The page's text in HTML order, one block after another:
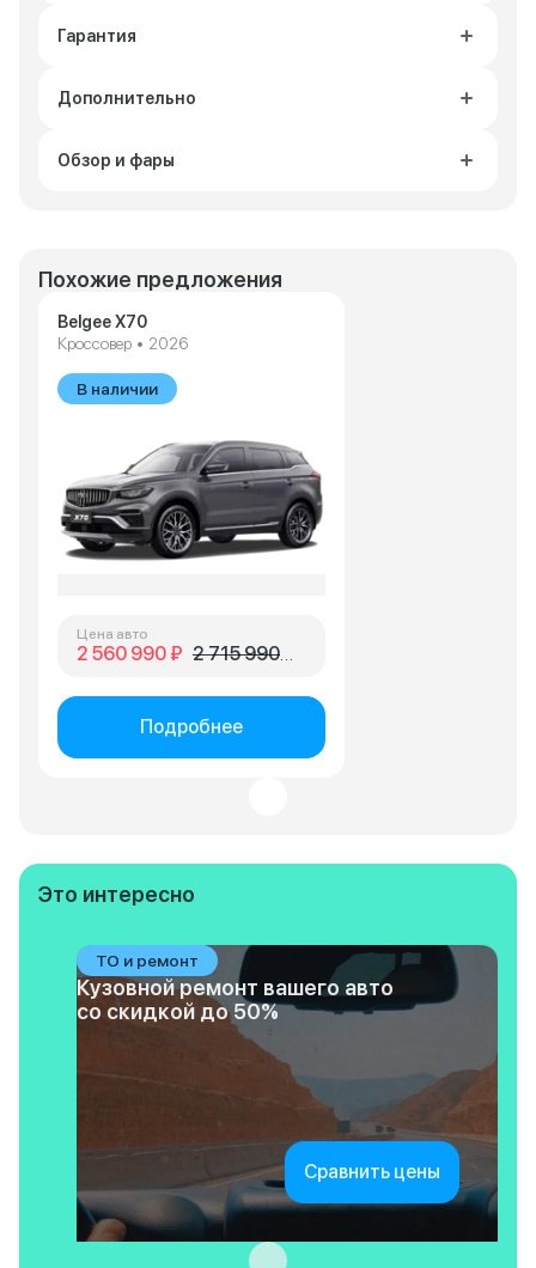
Гарантия
Дополнительно
Обзор и фары
Похожие предложения
Belgee X70
Кроссовер • 2026
В наличии
Цена авто
2 560 990 ₽ 2 715 990 ₽
Подробнее
Это интересно
ТО и ремонт
Кузовной ремонт вашего авто
со скидкой до 50%
Сравнить цены